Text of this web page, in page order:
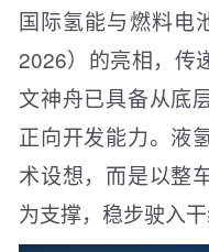
国际氢能与燃料电
2026）的亮相，传
文神舟已具备从底
正向开发能力。液
术设想，而是以整
为支撑，稳步驶入